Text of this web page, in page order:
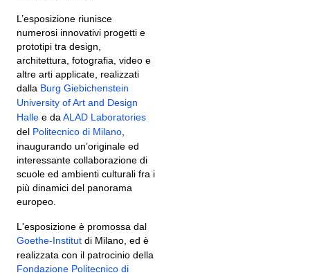
L’esposizione riunisce
numerosi innovativi progetti e
prototipi tra design,
architettura, fotografia, video e
altre arti applicate, realizzati
dalla Burg Giebichenstein
University of Art and Design
Halle e da ALAD Laboratories
del Politecnico di Milano
inaugurando un’originale ed
interessante collaborazione di
scuole ed ambienti culturali fra i
più dinamici del panorama
europeo.
L'esposizione è promossa dal
Goethe-Institut di Milano, ed è
realizzata con il patrocinio della
Fondazione Politecnico di